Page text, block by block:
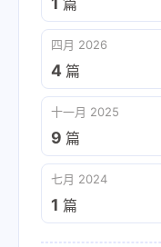
篇
四月 2026
4 篇
十一月 2025
9 篇
七月 2024
1 篇